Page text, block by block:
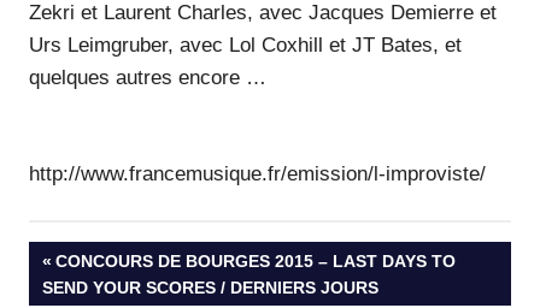
Zekri et Laurent Charles, avec Jacques Demierre et
Urs Leimgruber, avec Lol Coxhill et JT Bates, et
quelques autres encore …
http://www.francemusique.fr/emission/l-improviste/
Post
PREVIOUS
POST:
CONCOURS DE BOURGES 2015 – LAST DAYS TO
SEND YOUR SCORES / DERNIERS JOURS